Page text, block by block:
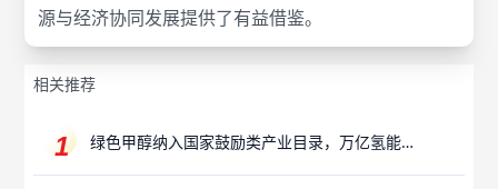
源与经济协同发展提供了有益借鉴。
相关推荐
绿色甲醇纳入国家鼓励类产业目录，万亿氢能产